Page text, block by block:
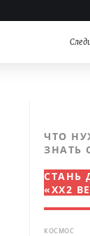
ЧТО
ЗНАТЬ
СТАНЬ
«XX2
КОСМОС